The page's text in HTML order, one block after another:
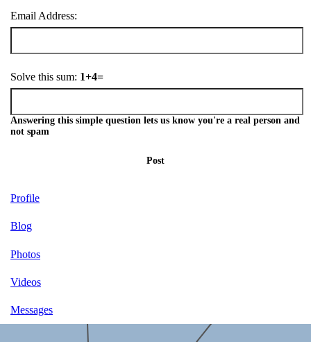
Email Address:
Solve this sum: 1+4=
Answering this simple question lets us know you're a real person and
not spam
Post
Profile
Blog
Photos
Videos
Messages